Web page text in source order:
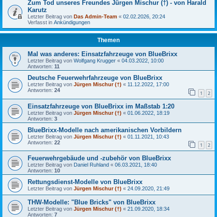
Zum Tod unseres Freundes Jürgen Mischur (†) - von Harald
Karutz
Letzter Beitrag von Das Admin-Team « 02.02.2026, 20:24
Verfasst in Ankündigungen
Themen
Mal was anderes: Einsatzfahrzeuge von BlueBrixx
Letzter Beitrag von Wolfgang Krugger « 04.03.2022, 10:00
Antworten: 11
Deutsche Feuerwehrfahrzeuge von BlueBrixx
Letzter Beitrag von Jürgen Mischur (†) « 11.12.2022, 17:00
Antworten: 24 1 2
Einsatzfahrzeuge von BlueBrixx im Maßstab 1:20
Letzter Beitrag von Jürgen Mischur (†) « 01.06.2022, 18:19
Antworten: 3
BlueBrixx-Modelle nach amerikanischen Vorbildern
Letzter Beitrag von Jürgen Mischur (†) « 01.11.2021, 10:43
Antworten: 22 1 2
Feuerwehrgebäude und -zubehör von BlueBrixx
Letzter Beitrag von Daniel Ruhland « 06.03.2021, 18:40
Antworten: 10
Rettungsdienst-Modelle von BlueBrixx
Letzter Beitrag von Jürgen Mischur (†) « 24.09.2020, 21:49
THW-Modelle: "Blue Bricks" von BlueBrixx
Letzter Beitrag von Jürgen Mischur (†) « 21.09.2020, 18:34
Antworten: 7